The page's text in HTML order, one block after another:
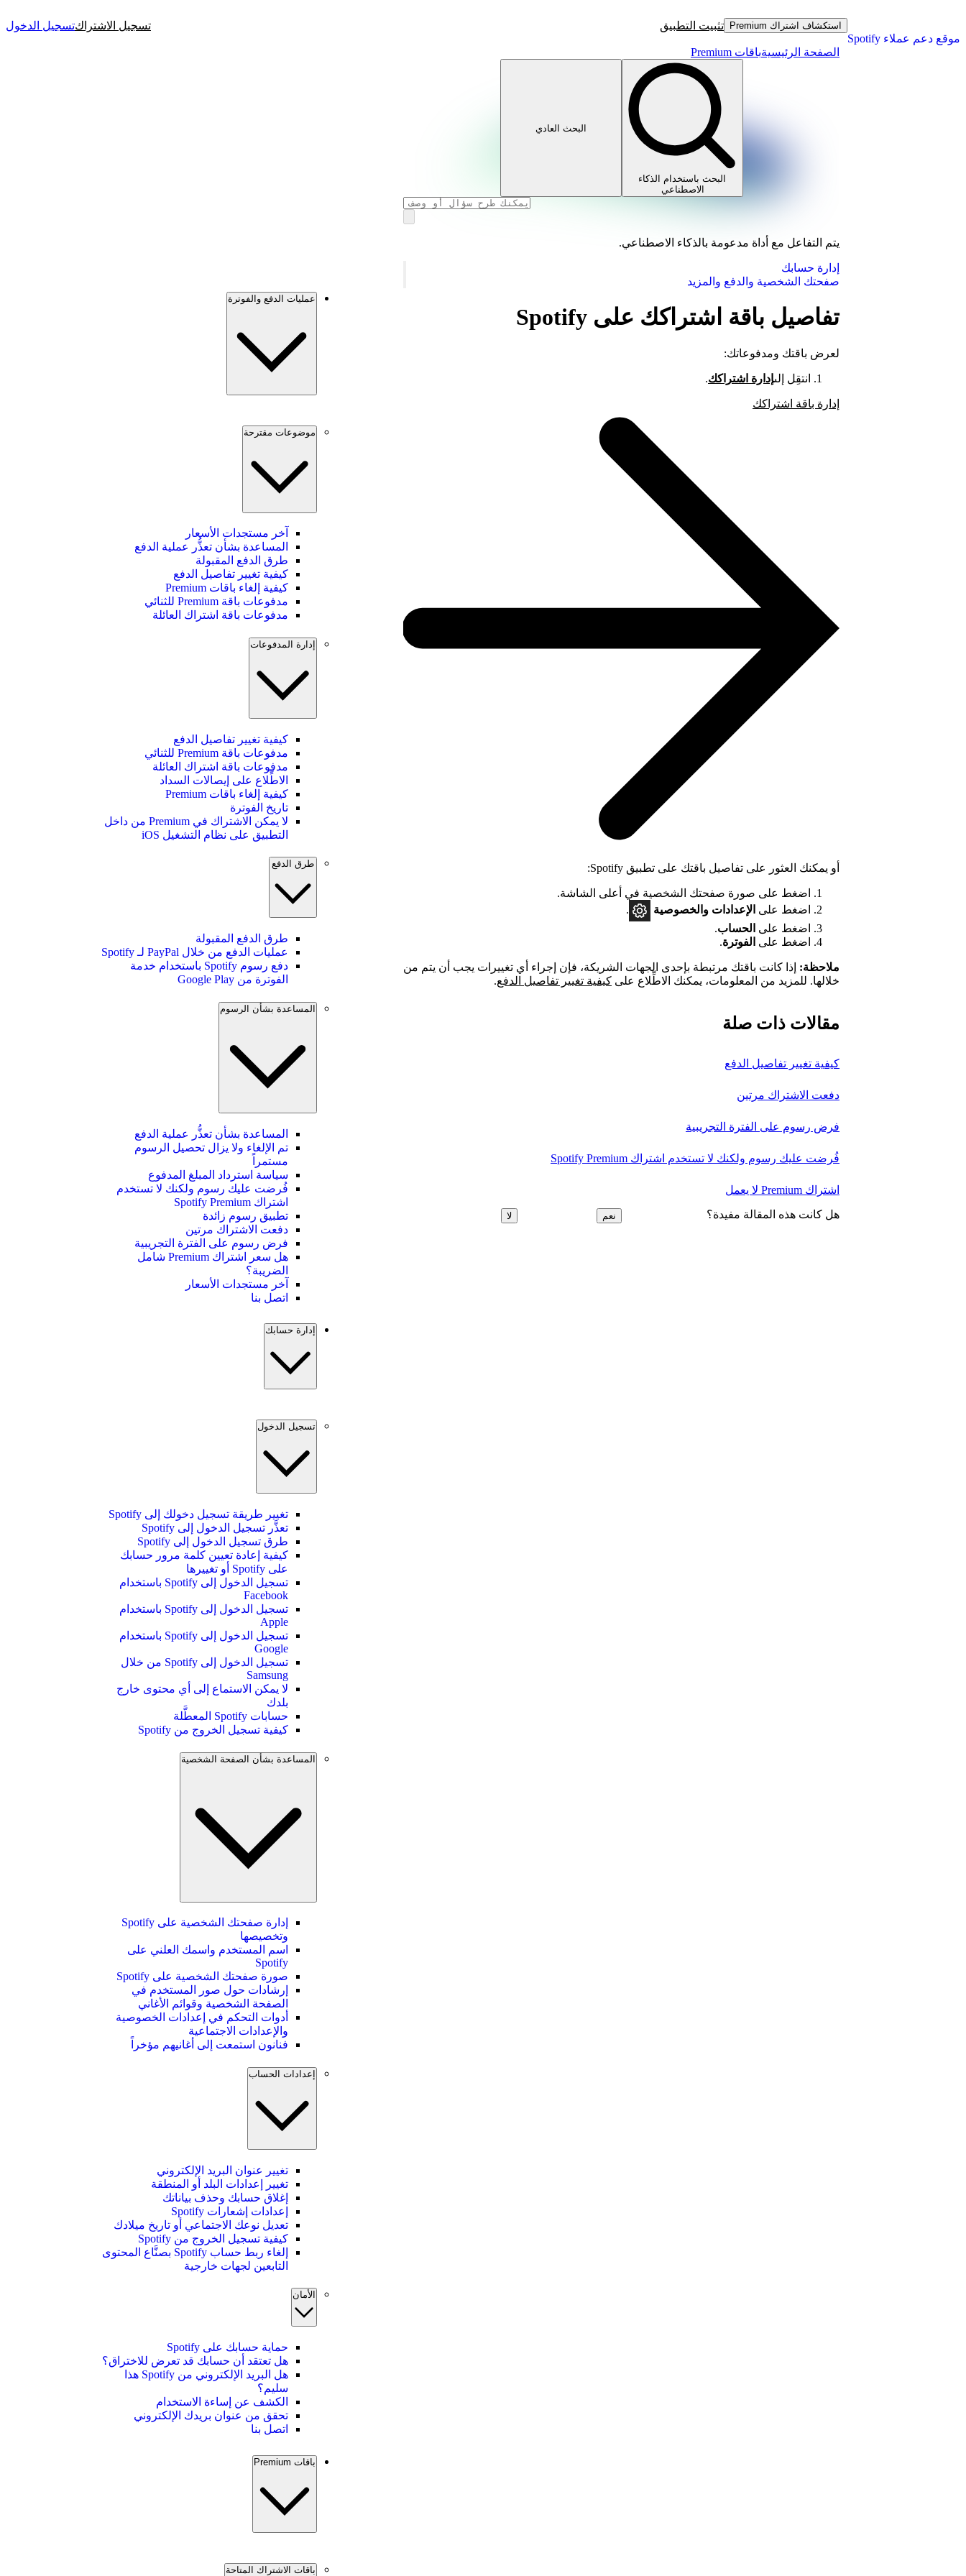
موقع دعم عملاء Spotify
استكشاف اشتراك Premium تثبيت التطبيق تسجيل الاشتراكتسجيل الدخول
الصفحة الرئيسيةباقات Premium
البحث باستخدام الذكاء
الاصطناعي
البحث العادي
يتم التفاعل مع أداة مدعومة بالذكاء الاصطناعي.
إدارة حسابك
صفحتك الشخصية والدفع والمزيد
تفاصيل باقة اشتراكك على Spotify
لعرض باقتك ومدفوعاتك:
انتقِل إلىإدارة اشتراكك.
إدارة باقة اشتراكك
أو يمكنك العثور على تفاصيل باقتك على تطبيق Spotify:
اضغط على صورة صفحتك الشخصية في أعلى الشاشة.
اضغط على الإعدادات والخصوصية
.
اضغط على الحساب.
اضغط على الفوترة.
ملاحظة: إذا كانت باقتك مرتبطة بإحدى الجهات الشريكة، فإن إجراء أي تغييرات يجب أن يتم من
خلالها. للمزيد من المعلومات، يمكنك الاطِّلاع على كيفية تغيير تفاصيل الدفع.
مقالات ذات صلة
كيفية تغيير تفاصيل الدفع
دفعت الاشتراك مرتين
فرض رسوم على الفترة التجريبية
فُرضت عليك رسوم ولكنك لا تستخدم اشتراك Spotify Premium
اشتراك Premium لا يعمل
هل كانت هذه المقالة مفيدة؟ نعم لا
عمليات الدفع والفوترة
موضوعات مقترحة
آخر مستجدات الأسعار
المساعدة بشأن تعذُّر عملية الدفع
طرق الدفع المقبولة
كيفية تغيير تفاصيل الدفع
كيفية إلغاء باقات Premium
مدفوعات باقة Premium للثنائي
مدفوعات باقة اشتراك العائلة
إدارة المدفوعات
كيفية تغيير تفاصيل الدفع
مدفوعات باقة Premium للثنائي
مدفوعات باقة اشتراك العائلة
الاطِّلاع على إيصالات السداد
كيفية إلغاء باقات Premium
تاريخ الفوترة
لا يمكن الاشتراك في Premium من داخل
التطبيق على نظام التشغيل iOS
طرق الدفع
طرق الدفع المقبولة
عمليات الدفع من خلال PayPal لـ Spotify
دفع رسوم Spotify باستخدام خدمة
الفوترة من Google Play
المساعدة بشأن الرسوم
المساعدة بشأن تعذُّر عملية الدفع
تم الإلغاء ولا يزال تحصيل الرسوم
مستمراً
سياسة استرداد المبلغ المدفوع
فُرضت عليك رسوم ولكنك لا تستخدم
اشتراك Spotify Premium
تطبيق رسوم زائدة
دفعت الاشتراك مرتين
فرض رسوم على الفترة التجريبية
هل سعر اشتراك Premium شامل
الضريبة؟
آخر مستجدات الأسعار
اتصل بنا
إدارة حسابك
تسجيل الدخول
تغيير طريقة تسجيل دخولك إلى Spotify
تعذَّر تسجيل الدخول إلى Spotify
طرق تسجيل الدخول إلى Spotify
كيفية إعادة تعيين كلمة مرور حسابك
على Spotify أو تغييرها
تسجيل الدخول إلى Spotify باستخدام
Facebook
تسجيل الدخول إلى Spotify باستخدام
Apple
تسجيل الدخول إلى Spotify باستخدام
Google
تسجيل الدخول إلى Spotify من خلال
Samsung
لا يمكن الاستماع إلى أي محتوى خارج
بلدك
حسابات Spotify المعطَّلة
كيفية تسجيل الخروج من Spotify
المساعدة بشأن الصفحة الشخصية
إدارة صفحتك الشخصية على Spotify
وتخصيصها
اسم المستخدم واسمك العلني على
Spotify
صورة صفحتك الشخصية على Spotify
إرشادات حول صور المستخدم في
الصفحة الشخصية وقوائم الأغاني
أدوات التحكم في إعدادات الخصوصية
والإعدادات الاجتماعية
فنانون استمعت إلى أغانيهم مؤخراً
إعدادات الحساب
تغيير عنوان البريد الإلكتروني
تغيير إعدادات البلد أو المنطقة
إغلاق حسابك وحذف بياناتك
إعدادات إشعارات Spotify
تعديل نوعك الاجتماعي أو تاريخ ميلادك
كيفية تسجيل الخروج من Spotify
إلغاء ربط حساب Spotify بصنَّاع المحتوى
التابعين لجهات خارجية
الأمان
حماية حسابك على Spotify
هل تعتقد أن حسابك قد تعرض للاختراق؟
هل البريد الإلكتروني من Spotify هذا
سليم؟
الكشف عن إساءة الاستخدام
تحقق من عنوان بريدك الإلكتروني
اتصل بنا
باقات Premium
باقات الاشتراك المتاحة